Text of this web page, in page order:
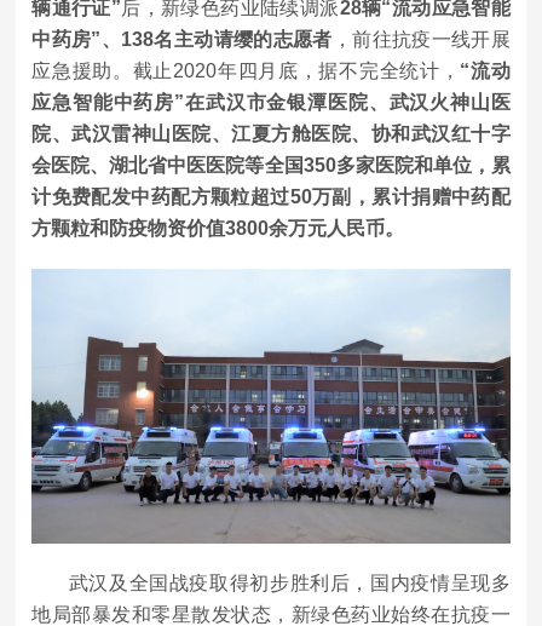
辆通行证”后，新绿色药业陆续调派28辆“流动应急智能
中药房”、138名主动请缨的志愿者 ，前往抗疫一线开展
应急援助。截止2020年四月底，据不完全统计， “流动
应急智能中药房”在武汉市金银潭医院、武汉火神山医
院、武汉雷神山医院、江夏方舱医院、协和武汉红十字
会医院、湖北省中医医院等全国350多家医院和单位，累
计免费配发中药配方颗粒超过50万副，累计捐赠中药配
方颗粒和防疫物资价值3800余万元人民币。
武汉及全国战疫取得初步胜利后，国内疫情呈现多
地局部暴发和零星散发状态，新绿色药业始终在抗疫一